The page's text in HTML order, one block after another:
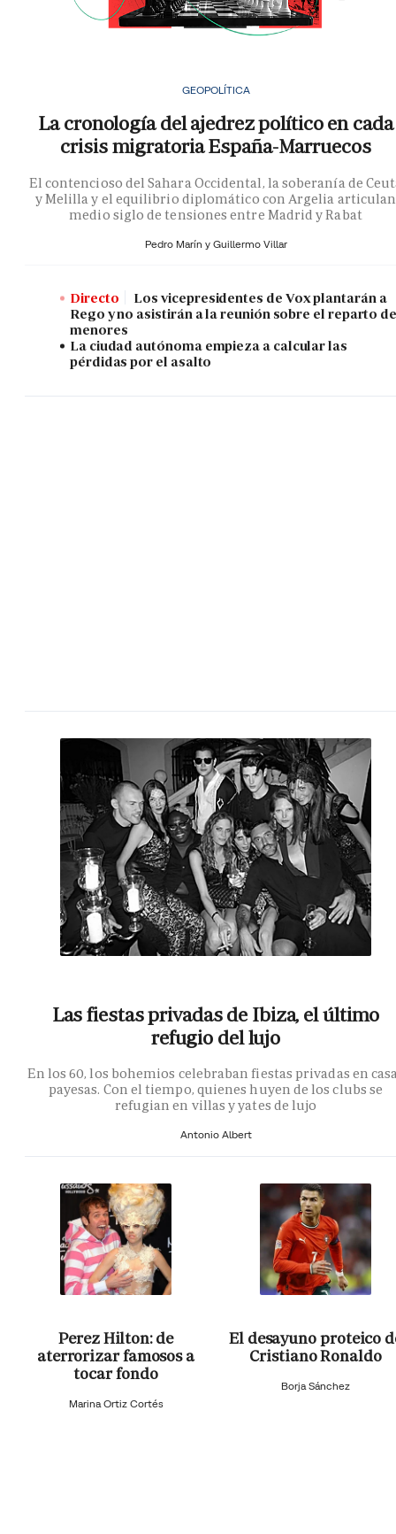
GEOPOLÍTICA
La cronología del ajedrez político en cada
crisis migratoria España-Marruecos
El contencioso del Sahara Occidental, la soberanía de
y Melilla y el equilibrio diplomático con Argelia articulan
medio siglo de tensiones entre Madrid y Rabat
Pedro Marín y Guillermo Villar
Directo
Los vicepresidentes de Vox plantarán a
Rego y no asistirán a la reunión sobre el reparto
menores
La ciudad autónoma empieza a calcular las
pérdidas por el asalto
Las fiestas privadas de Ibiza, el último
refugio del lujo
En los 60, los bohemios celebraban fiestas privadas en
payesas. Con el tiempo, quienes huyen de los clubs se
refugian en villas y yates de lujo
Antonio Albert
Perez Hilton: de
aterrorizar famosos a
tocar fondo
Marina Ortiz Cortés
El desayuno proteico
Cristiano Ronaldo
Borja Sánchez